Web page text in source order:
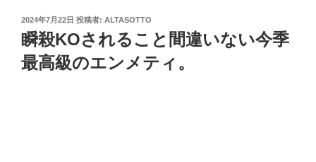
投
稿
日:
2024年7月22日 投稿者: ALTASOTTO
瞬殺KOされること間違いない今季
最高級のエンメティ。